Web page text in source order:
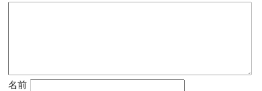
名前